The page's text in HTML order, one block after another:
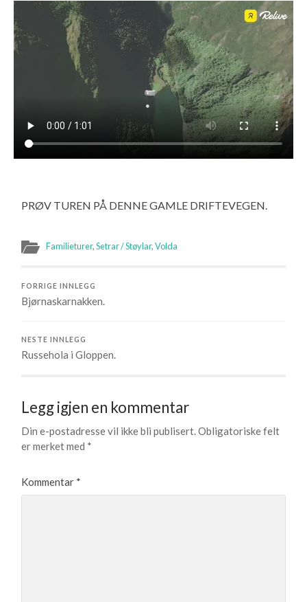
PRØV TUREN PÅ DENNE GAMLE DRIFTEVEGEN.
Familieturer,Setrar / Støylar,Volda
FORRIGE INNLEGG
Bjørnaskarnakken.
NESTE INNLEGG
Russehola i Gloppen.
Legg igjen en kommentar
Din e-postadresse vil ikke bli publisert.Obligatoriske felt
er merket med *
Kommentar *